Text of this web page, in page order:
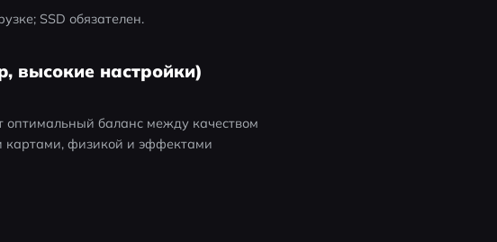
SSD обязателен.
высокие настройки)
оптимальный баланс между качеством
картами, физикой и эффектами